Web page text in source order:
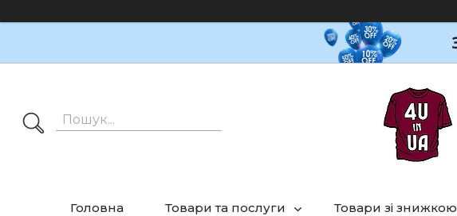
Головна Товари та послуги Товари зі знижкою